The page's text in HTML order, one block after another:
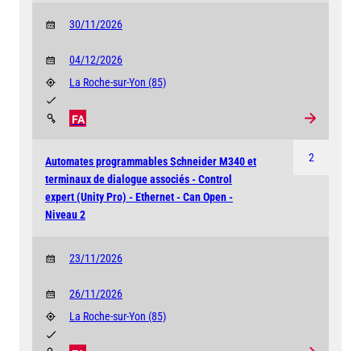
30/11/2026
04/12/2026
La Roche-sur-Yon (85)
FA
2
Automates programmables Schneider M340 et
terminaux de dialogue associés - Control
expert (Unity Pro) - Ethernet - Can Open -
Niveau 2
23/11/2026
26/11/2026
La Roche-sur-Yon (85)